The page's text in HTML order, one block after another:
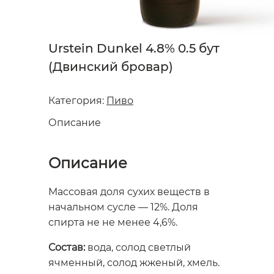
Urstein Dunkel 4.8% 0.5 бут
(Двинский бровар)
Категория: Пиво
Описание
Описание
Массовая доля сухих веществ в
начальном сусле — 12%. Доля
спирта не не менее 4,6%.
Состав: вода, солод светлый
ячменный, солод жженый, хмель.